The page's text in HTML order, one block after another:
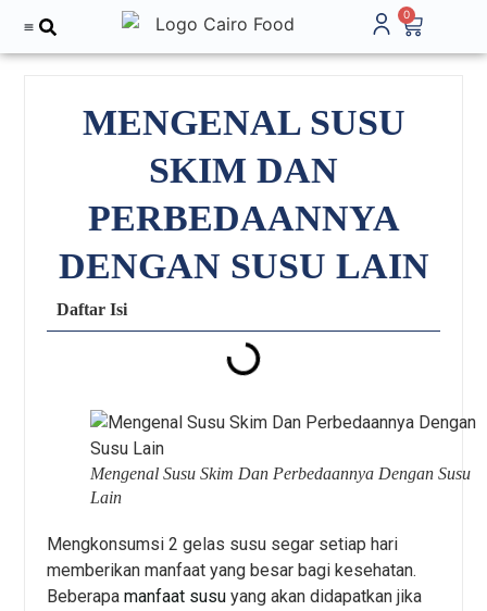
0
MENGENAL SUSU
SKIM DAN
PERBEDAANNYA
DENGAN SUSU LAIN
Daftar Isi
Mengenal Susu Skim Dan Perbedaannya Dengan Susu
Lain
Mengkonsumsi 2 gelas susu segar setiap hari
memberikan manfaat yang besar bagi kesehatan.
Beberapamanfaat susu yang akan didapatkan jika